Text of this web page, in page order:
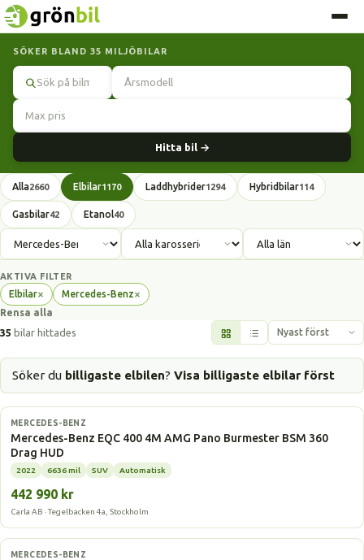
SÖKER BLAND 35 MILJÖBILAR
Hitta bil →
Alla2660 Elbilar1170 Laddhybrider1294 Hybridbilar114
Gasbilar42 Etanol40
AKTIVA FILTER
Elbilar×
Ta
bort
filter
Mercedes-Benz×
Ta
filter
Rensa alla
35 bilar hittades
Söker du billigaste elbilen? Visa billigaste elbilar först
Elbil
MERCEDES-BENZ
Mercedes-Benz EQC 400 4M AMG Pano Burmester BSM 360
Drag HUD
2022 6636 mil SUV Automatisk
442 990 kr
Carla AB · Tegelbacken 4a, Stockholm
Elbil
MERCEDES-BENZ